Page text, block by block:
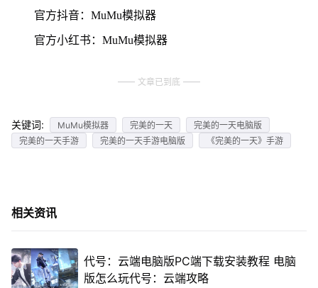
官方抖音：MuMu模拟器
官方小红书：MuMu模拟器
文章已到底
关键词: MuMu模拟器 完美的一天
完美的一天电脑版
完美的一天手游
完美的一天手游电脑版 《完美的一天》手游
相关资讯
代号：云端电脑版PC端下载安装教程 电脑
版怎么玩代号：云端攻略